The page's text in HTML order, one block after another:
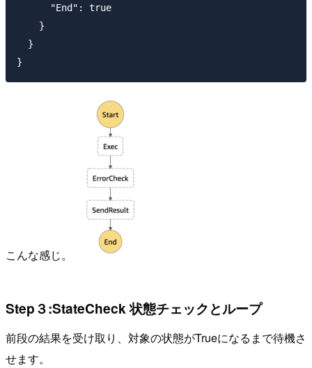
      "End": true
    }
  }
こんな感じ。
Step３:StateCheck 状態チェックとループ
前段の結果を受け取り、対象の状態がTrueになるまで待機さ
せます。